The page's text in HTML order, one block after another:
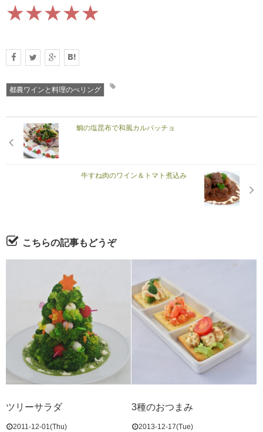
★★★★★
都農ワインと料理のぺリング
鯛の塩昆布で和風カルパッチョ
牛すね肉のワイン＆トマト煮込み
こちらの記事もどうぞ
ツリーサラダ
2011-12-01(Thu)
3種のおつまみ
2013-12-17(Tue)